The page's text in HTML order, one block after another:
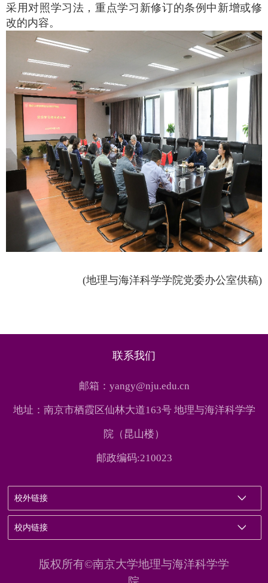
采用对照学习法，重点学习新修订的条例中新增或修
改的内容。
(地理与海洋科学学院党委办公室供稿)
联系我们
邮箱：yangy@nju.edu.cn
地址：南京市栖霞区仙林大道163号 地理与海洋科学学
院（昆山楼）
邮政编码:210023
校外链接
校内链接
版权所有©南京大学地理与海洋科学学